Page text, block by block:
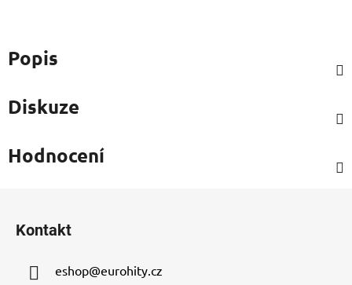
Popis
Diskuze
Hodnocení
Kontakt
eshop@eurohity.cz